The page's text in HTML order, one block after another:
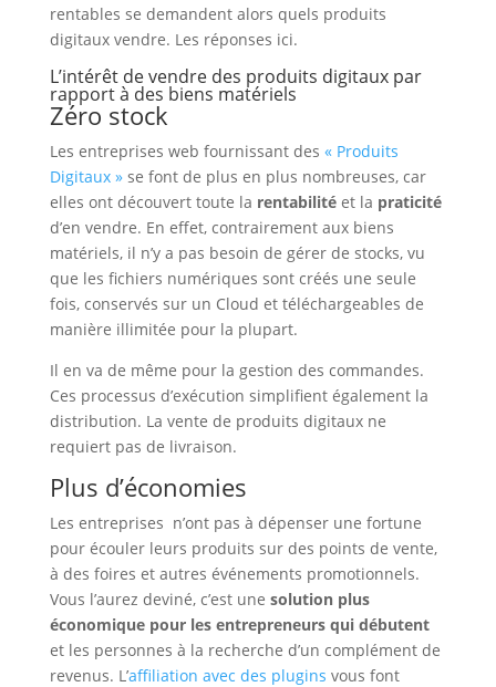
rentables se demandent alors quels produits
digitaux vendre. Les réponses ici.
L’intérêt de vendre des produits digitaux par
rapport à des biens matériels
Zéro stock
Les entreprises web fournissant des « Produits
Digitaux »se font de plus en plus nombreuses, car
elles ont découvert toute la rentabilitéet la praticité
d’en vendre. En effet, contrairement aux biens
matériels, il n’y a pas besoin de gérer de stocks, vu
que les fichiers numériques sont créés une seule
fois, conservés sur un Cloud et téléchargeables de
manière illimitée pour la plupart.
Il en va de même pour la gestion des commandes.
Ces processus d’exécution simplifient également la
distribution. La vente de produits digitaux ne
requiert pas de livraison.
Plus d’économies
Les entreprises n’ont pas à dépenser une fortune
pour écouler leurs produits sur des points de vente,
à des foires et autres événements promotionnels.
Vous l’aurez deviné, c’est une solution plus
économique pour les entrepreneurs qui débutent
et les personnes à la recherche d’un complément de
revenus. L’affiliation avec des plugins vous font